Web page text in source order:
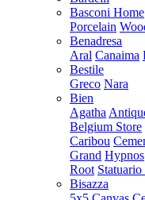
Basconi Home
Porcelain
Benadresa
Aral Canaima
Bestile
Greco Nara
Bien
Agatha
Belgium Store
Caribou
Grand Hypnos
Root
Bisazza